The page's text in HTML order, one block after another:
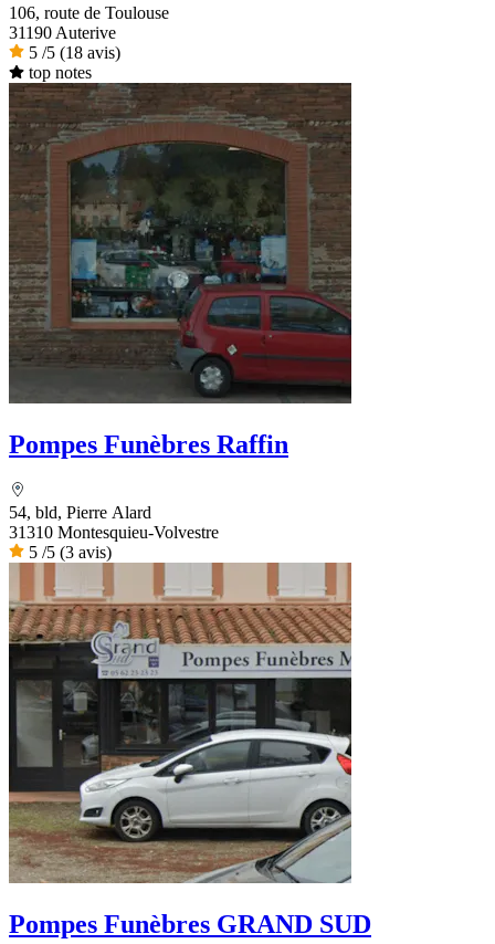
106, route de Toulouse
31190 Auterive
5 /5 (18 avis)
top notes
Pompes Funèbres Raffin
54, bld, Pierre Alard
31310 Montesquieu-Volvestre
5 /5 (3 avis)
Pompes Funèbres GRAND SUD